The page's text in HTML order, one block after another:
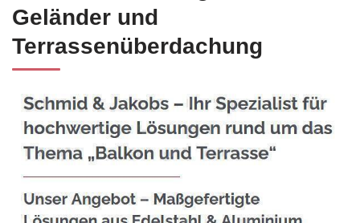
Geländer und
Terrassenüberdachung